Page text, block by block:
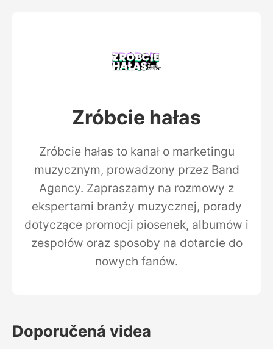
Zróbcie hałas
Zróbcie hałas to kanał o marketingu
muzycznym, prowadzony przez Band
Agency. Zapraszamy na rozmowy z
ekspertami branży muzycznej, porady
dotyczące promocji piosenek, albumów i
zespołów oraz sposoby na dotarcie do
nowych fanów.
Doporučená videa